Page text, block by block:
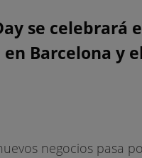
para el día
se celebrará
Barcelona y
negocios pasa